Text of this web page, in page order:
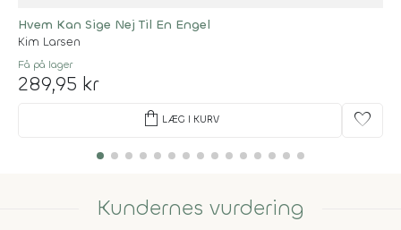
Hvem Kan Sige Nej Til En Engel
Kim Larsen
Få på lager
289,95 kr
shopping_bag LÆG I KURV favorite
Kundernes vurdering